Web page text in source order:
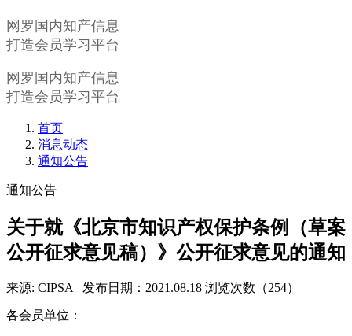
网罗国内知产信息
打造会员学习平台
网罗国内知产信息
打造会员学习平台
首页
消息动态
通知公告
通知公告
关于就《北京市知识产权保护条例（草案
公开征求意见稿）》公开征求意见的通知
来源: CIPSA 发布日期：2021.08.18 浏览次数（254）
各会员单位：